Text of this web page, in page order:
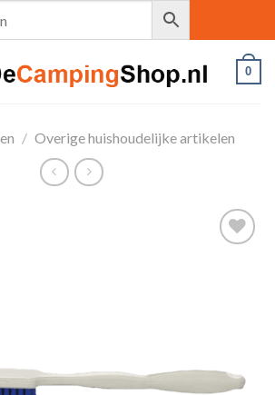
0
/ Overige huishoudelijke artikelen